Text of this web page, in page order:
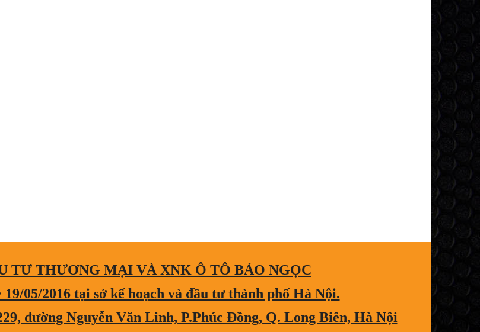
TƯ THƯƠNG MẠI VÀ XNK Ô TÔ BẢO NGỌC
19/05/2016 tại sở kế hoạch và đầu tư thành phố Hà Nội.
đường Nguyễn Văn Linh, P.Phúc Đồng, Q. Long Biên, Hà Nội